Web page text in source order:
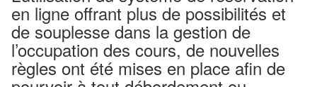
en ligne offrant plus de possibilités et
de souplesse dans la gestion de
l’occupation des cours, de nouvelles
règles ont été mises en place afin de